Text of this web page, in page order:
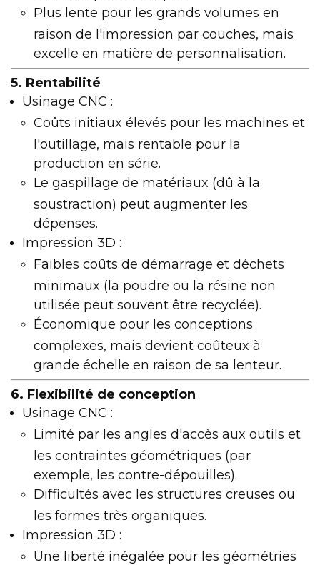
Plus lente pour les grands volumes en
raison de l'impression par couches, mais
excelle en matière de personnalisation.
5. Rentabilité
Usinage CNC :
Coûts initiaux élevés pour les machines et
l'outillage, mais rentable pour la
production en série.
Le gaspillage de matériaux (dû à la
soustraction) peut augmenter les
dépenses.
Impression 3D :
Faibles coûts de démarrage et déchets
minimaux (la poudre ou la résine non
utilisée peut souvent être recyclée).
Économique pour les conceptions
complexes, mais devient coûteux à
grande échelle en raison de sa lenteur.
6. Flexibilité de conception
Usinage CNC :
Limité par les angles d'accès aux outils et
les contraintes géométriques (par
exemple, les contre-dépouilles).
Difficultés avec les structures creuses ou
les formes très organiques.
Impression 3D :
Une liberté inégalée pour les géométries